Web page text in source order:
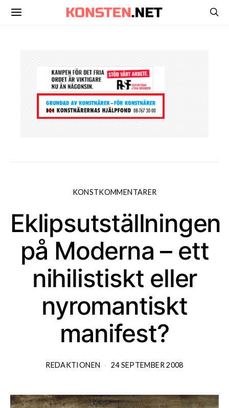
KONSTKOMMENTARER
Eklipsutställningen
på Moderna – ett
nihilistiskt eller
nyromantiskt
manifest?
REDAKTIONEN 24 SEPTEMBER 2008